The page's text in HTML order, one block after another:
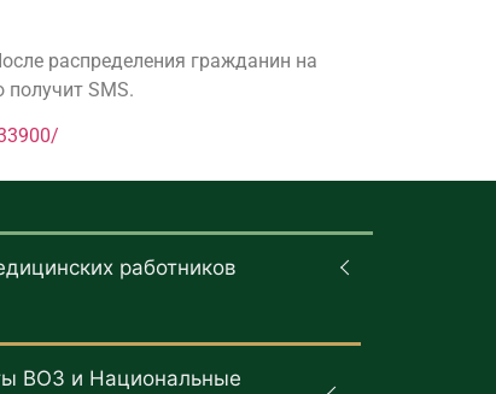
распределения гражданин на
получит SMS.
работников
ВОЗ и Национальные